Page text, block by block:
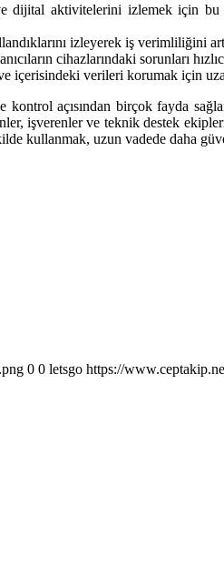
dijital aktivitelerini izlemek için
izleyerek iş verimliliğini
cihazlarındaki sorunları
içerisindeki verileri korumak için
açısından birçok fayda
işverenler ve teknik destek
kullanmak, uzun vadede daha
0 0 letsgo https://